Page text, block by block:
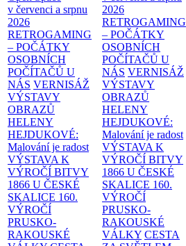
v červenci a srpnu
2026
RETROGAMING
– POČÁTKY
OSOBNÍCH
POČÍTAČŮ U
NÁS VERNISÁŽ
VÝSTAVY
OBRAZŮ
HELENY
HEJDUKOVÉ:
Malování je radost
VÝSTAVA K
VÝROČÍ BITVY
1866 U ČESKÉ
SKALICE 160.
VÝROČÍ
PRUSKO-
RAKOUSKÉ
2026
RETROGAMING
– POČÁTKY
OSOBNÍCH
POČÍTAČŮ U
NÁS VERNISÁŽ
VÝSTAVY
OBRAZŮ
HELENY
HEJDUKOVÉ:
Malování je radost
VÝSTAVA K
VÝROČÍ BITVY
1866 U ČESKÉ
SKALICE 160.
VÝROČÍ
PRUSKO-
RAKOUSKÉ
VÁLKY CESTA